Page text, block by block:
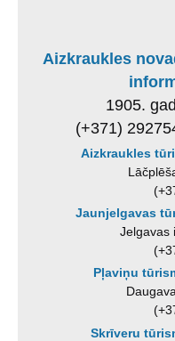
Aizkraukles
1905.
(+371)
Aizkraukles
Jaunjelgavas
Jelgavas
Pļaviņu
Skrīveru